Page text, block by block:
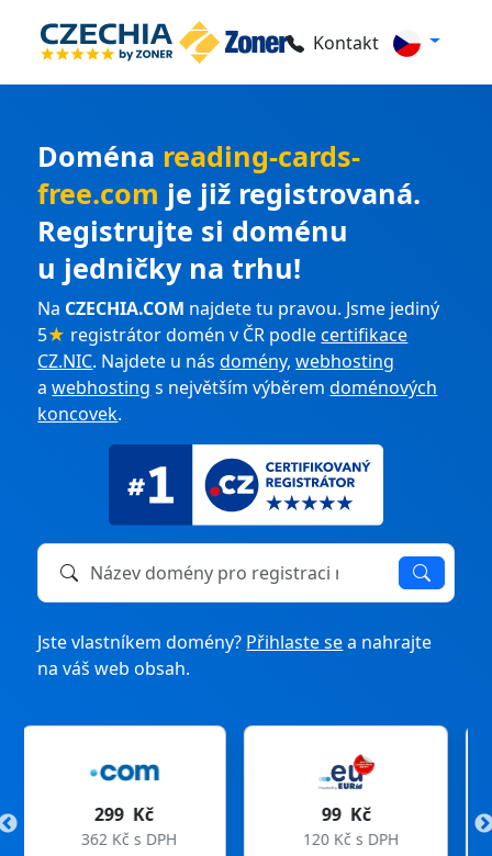
Kontakt
Doména reading-cards-
free.com je již registrovaná.
Registrujte si doménu
u jedničky na trhu!
Na CZECHIA.COM najdete tu pravou. Jsme jediný
5★ registrátor domén v ČR podlecertifikace
CZ.NIC. Najdete u násdomény,webhosting
awebhosting s největším výběremdoménových
koncovek.
Název domény k registraci nebo převodu
Jste vlastníkem domény? Přihlaste sea nahrajte
na váš web obsah.
99 Kč
120 Kč s DPH
275 Kč
333 Kč s DPH